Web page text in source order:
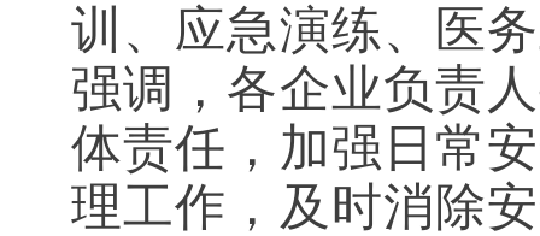
训、应急演练、医
强调，各企业负责
体责任，加强日常
理工作，及时消除